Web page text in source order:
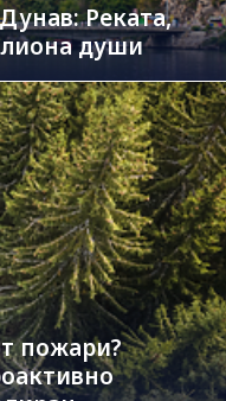
Реката,
души
пожари?